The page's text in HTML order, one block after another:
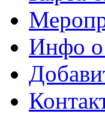
Инфо о